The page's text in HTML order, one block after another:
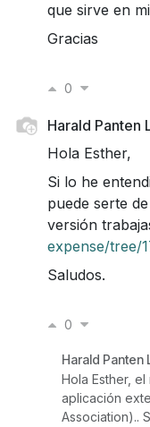
que sirve en
Gracias
0
Harald Panten
Hola Esther,
Si lo he
puede serte
versión
expense/tree/
Saludos.
0
Harald Panten
Hola Esther,
aplicación
Association)..